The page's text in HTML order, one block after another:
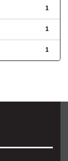
1
1
1